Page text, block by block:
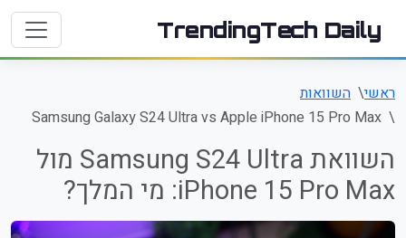
TrendingTech Daily
ראשי
השוואות
Samsung Galaxy S24 Ultra vs Apple iPhone 15 Pro Max
השוואת Samsung S24 Ultra מול
iPhone 15 Pro Max: מי המלך?